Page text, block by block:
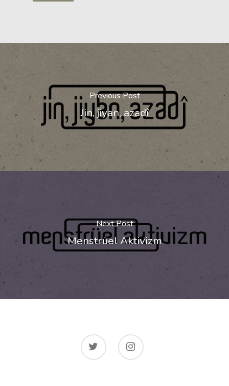
Previous Post
Jin, jiyan, azadî
Next Post
Menstrüel Aktivizm